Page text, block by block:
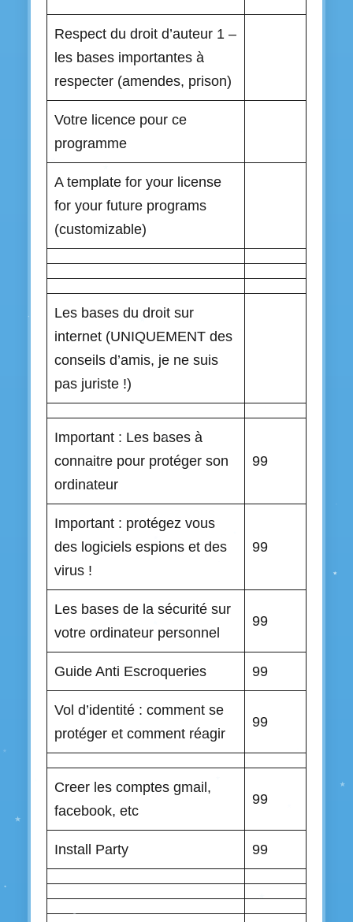
Respect du droit d’auteur 1 –
les bases importantes à
respecter (amendes, prison)
Votre licence pour ce
programme
A template for your license
for your future programs
(customizable)
Les bases du droit sur
internet (UNIQUEMENT des
conseils d’amis, je ne suis
pas juriste !)
Important : Les bases à
connaitre pour protéger son
ordinateur
99
Important : protégez vous
des logiciels espions et des
virus !
99
Les bases de la sécurité sur
votre ordinateur personnel
99
Guide Anti Escroqueries 99
Vol d’identité : comment se
protéger et comment réagir
99
Creer les comptes gmail,
facebook, etc
99
Install Party 99